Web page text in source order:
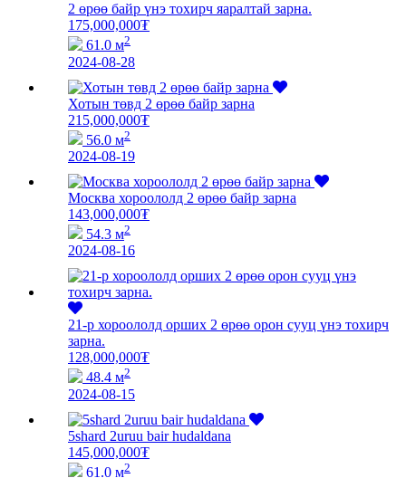
2 өрөө байр үнэ тохирч яаралтай зарна.
175,000,000₮
61.0 м2
2024-08-28
Хотын төвд 2 өрөө байр зарна
215,000,000₮
56.0 м2
2024-08-19
Москва хороололд 2 өрөө байр зарна
143,000,000₮
54.3 м2
2024-08-16
21-р хороололд орших 2 өрөө орон сууц үнэ тохирч
зарна.
128,000,000₮
48.4 м2
2024-08-15
5shard 2uruu bair hudaldana
145,000,000₮
61.0 м2